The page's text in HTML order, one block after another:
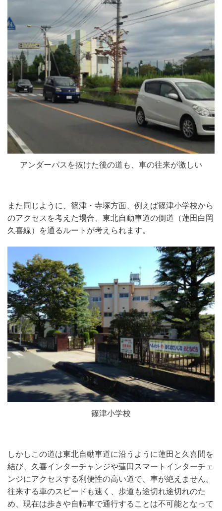
アンダーパスを抜けた後の道も、車の往来が激しい
また同じように、篠津・寺塚方面、例えば篠津小学校から
のアクセスを考えた場合、東北自動車道の側道（蓮田白岡
久喜線）を通るルートが考えられます。
篠津小学校
しかしこの道は東北自動車道に沿うように蓮田と久喜間を
結び、久喜インターチャンジや蓮田スマートインターチェ
ンジにアクセスする利便性の高い道で、車が絶えません。
往来する車のスピードも速く、歩道も途切れ途切れのた
め、現在は歩きや自転車で通行することは不可能となって